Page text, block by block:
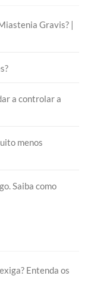
Gravis? |
a controlar a
menos
Saiba como
Entenda os